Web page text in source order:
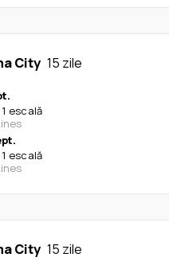
City 15 zile
1 escală
1 escală
City 15 zile